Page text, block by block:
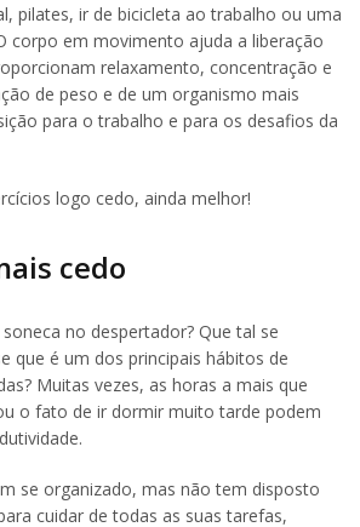
pilates, ir de bicicleta ao trabalho ou uma
corpo em movimento ajuda a liberação
relaxamento, concentração e
de peso e de um organismo mais
para o trabalho e para os desafios da
logo cedo, ainda melhor!
cedo
no despertador? Que tal se
que é um dos principais hábitos de
Muitas vezes, as horas a mais que
o fato de ir dormir muito tarde podem
se organizado, mas não tem disposto
cuidar de todas as suas tarefas,